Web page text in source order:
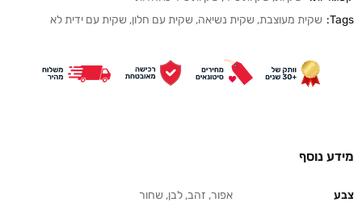
Tags: שקית מעוצבת, שקית נשיאה, שקית עם חלון, שקית עם ידית לא
מידע נוסף
צבע אפור, זהב, לבן, שחור